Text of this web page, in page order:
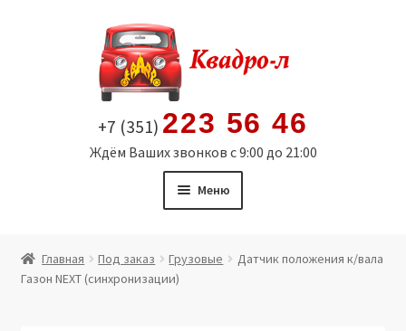
содержимому
+7 (351) 223 56 46
Ждём Ваших звонков с 9:00 до 21:00
Меню
Витрина
Главная Под заказ Грузовые
Датчик положения к/вала
Газон NEXT (синхронизации)